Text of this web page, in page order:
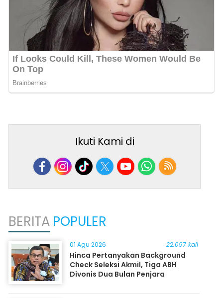
Ikuti Kami di
BERITA POPULER
01 Agu 2026 22.097 kali
Hinca Pertanyakan Background
Check Seleksi Akmil, Tiga ABH
Divonis Dua Bulan Penjara